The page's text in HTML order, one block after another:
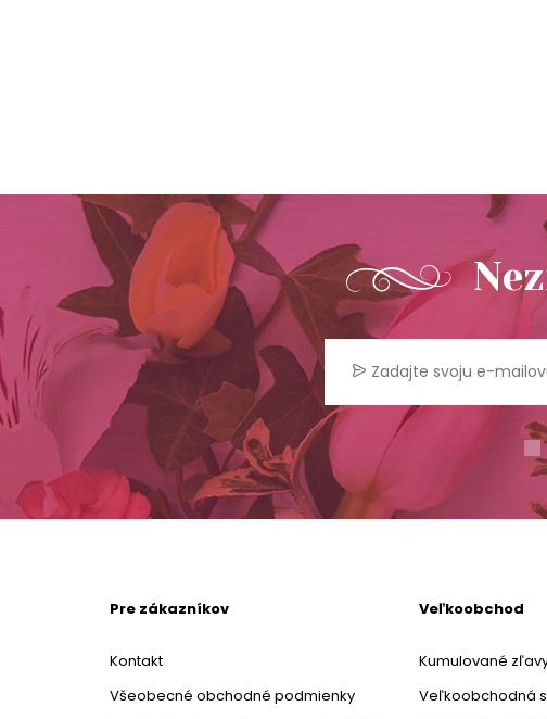
Pre zákazníkov
Kontakt
Všeobecné obchodné podmienky
Veľkoobchod
Kumulované
Veľkoobchodná